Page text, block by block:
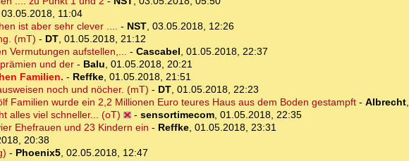
03.05.2018, 11:04
ist aber sehr clever .... - NST, 03.05.2018, 12:26
(mT) - DT, 01.05.2018, 21:12
Vermutungen aufstellen,... - Cascabel, 01.05.2018, 22:37
und der- Balu, 01.05.2018, 20:21
Familien. - Reffke, 01.05.2018, 21:51
noch und nöcher. (mT) - DT, 01.05.2018, 22:23
Familien wurde ein 2,2 Millionen Euro teures Haus aus dem Boden gestampft- Albrecht,
alles viel schneller... (oT)
- sensortimecom, 01.05.2018, 22:35
Ehefrauen und 23 Kindern ein - Reffke, 01.05.2018, 23:31
20:38
- Phoenix5, 02.05.2018, 12:47